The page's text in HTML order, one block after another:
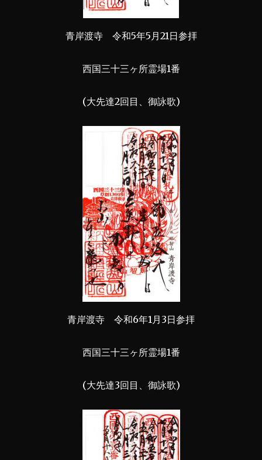
青岸渡寺 令和5年5月21日参拝
西国三十三ヶ所霊場1番
(大先達2回目、御詠歌)
青岸渡寺 令和6年1月3日参拝
西国三十三ヶ所霊場1番
(大先達3回目、御詠歌)